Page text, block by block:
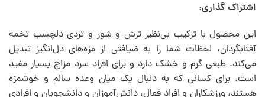
اشتراک گذاری:
این محصول با ترکیب بی‌نظیر ترش و شور و تردی دلچسب تخمه
آفتابگردان، لحظات شما را به ضیافتی از مزه‌های دل‌انگیز تبدیل
می‌کند. طبعی گرم و خشک دارد و برای افراد سرد مزاج بسیار مفید
است. برای کسانی که به دنبال یک میان وعده سالم و خوشمزه